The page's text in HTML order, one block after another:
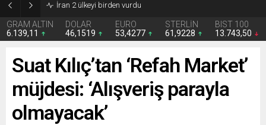
İran 2 ülkeyi birden vurdu
GRAM ALTIN
6.139,11
DOLAR
46,1519
EURO
53,4277
STERLİN
61,9228
BIST 100
13.743,50
Suat Kılıç’tan ‘Refah Market’
müjdesi: ‘Alışveriş parayla
olmayacak’